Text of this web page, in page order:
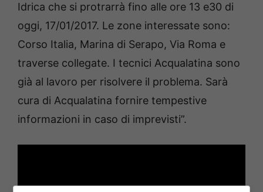
Idrica che si protrarrà fino alle ore 13 e30 di
oggi, 17/01/2017. Le zone interessate sono:
Corso Italia, Marina di Serapo, Via Roma e
traverse collegate. I tecnici Acqualatina sono
già al lavoro per risolvere il problema. Sarà
cura di Acqualatina fornire tempestive
informazioni in caso di imprevisti”.